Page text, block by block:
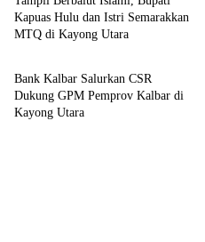
Kapuas Hulu dan Istri Semarakkan
MTQ di Kayong Utara
Pemerintahan dan Politik
Bank Kalbar Salurkan CSR
Dukung GPM Pemprov Kalbar di
Kayong Utara